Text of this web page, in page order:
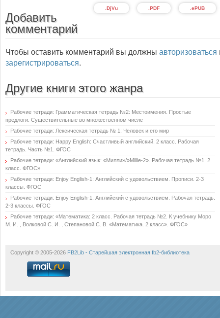
.ePUB
.PDF
.DjVu
Добавить
комментарий
Чтобы оставить комментарий вы должны авторизоваться
зарегистрироваться.
Другие книги этого жанра
Рабочие тетради: Грамматическая тетрадь №2: Местоимения. Простые
предлоги. Существительные во множественном числе
Рабочие тетради: Лексическая тетрадь № 1: Человек и его мир
Рабочие тетради: Happy English: Счастливый английский. 2 класс. Рабочая
тетрадь. Часть №1. ФГОС
Рабочие тетради: «Английский язык: «Милли»/»Millie-2». Рабочая тетрадь №1. 2
класс. ФГОС»
Рабочие тетради: Enjoy English-1: Английский с удовольствием. Прописи. 2-3
классы. ФГОС
Рабочие тетради: Enjoy English-1: Английский с удовольствием. Рабочая тетрадь.
2-3 классы. ФГОС
Рабочие тетради: «Математика: 2 класс. Рабочая тетрадь №2. К учебнику Моро
М. И. , Волковой С. И. , Степановой С. В. «Математика. 2 класс». ФГОС»
Copyright © 2005-2026 FB2Lib - Старейшая электронная fb2-библиотека